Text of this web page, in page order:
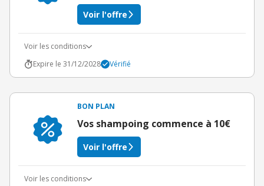
Voir l'offre
Voir les conditions
Expire le 31/12/2028
Vérifié
BON PLAN
Vos shampoing commence à 10€
Voir l'offre
Voir les conditions